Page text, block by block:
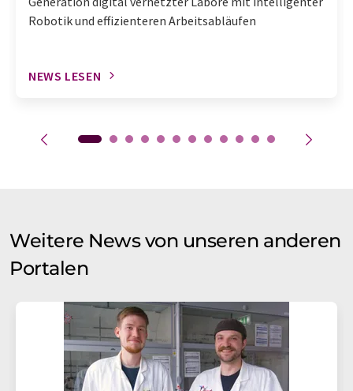
Robotik und effizienteren Arbeitsabläufen
NEWS LESEN
Weitere News von unseren anderen
Portalen